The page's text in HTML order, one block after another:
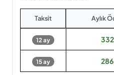
Taksit Aylık
12 ay
15 ay